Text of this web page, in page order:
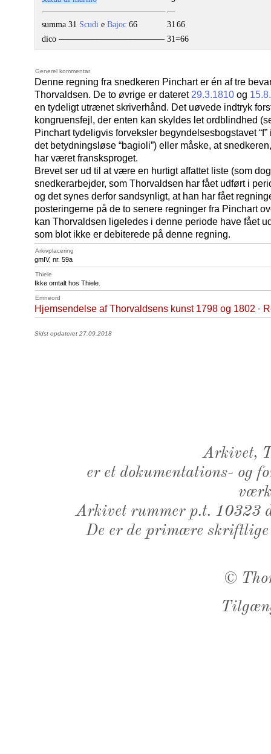
summa 31 Scudi e Bajoc 66 31 66
dico ––––––––––––––––––––––––– 31=66
Generel kommentar
Denne regning fra snedkeren Pinchart er én af tre
Thorvaldsen. De to øvrige er dateret 29.3.1810 og
en tydeligt utrænet skriverhånd. Det uøvede indtryk
kongruensfejl, der enten kan skyldes let ordblindhed
Pinchart tydeligvis forveksler begyndelsesbogstavet “f”
det betydningsløse “bagioli”) eller måske, at
har været fransksproget.
Brevet ser ud til at være en hurtigt affattet liste (som
snedkerarbejder, som Thorvaldsen har fået udført i
og det synes derfor sandsynligt, at han har fået
posteringerne på de to senere regninger fra Pinchart
kan Thorvaldsen ligeledes i denne periode have fået
som blot ikke er debiterede på denne regning.
Arkivplacering
gmIV, nr. 59a
Thiele
Ikke omtalt hos Thiele.
Emneord
Hjemsendelse af Thorvaldsens kunst 1798 og 1802 ·
Sidst opdateret 27.09.2018
Arkivet,
er et dokumentations- og
Arkivet rummer p.t. 10323
De er de primære
©